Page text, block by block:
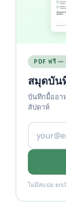
PDF ฟรี —
สมุดบัน
บันทึกมื้ออา
สัปดาห์
ไม่มีสแปม ยกเ